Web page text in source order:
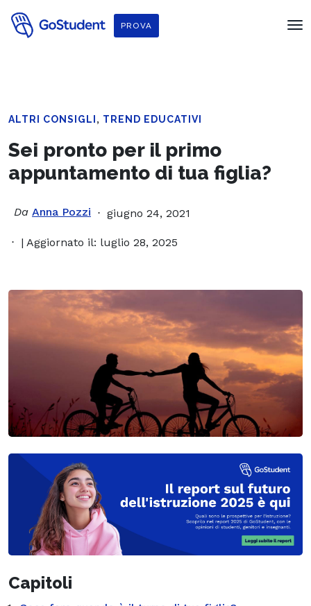
PROVA
ALTRI CONSIGLI , TREND EDUCATIVI
Sei pronto per il primo
appuntamento di tua figlia?
Da Anna Pozzi giugno 24, 2021
| Aggiornato il: luglio 28, 2025
Capitoli